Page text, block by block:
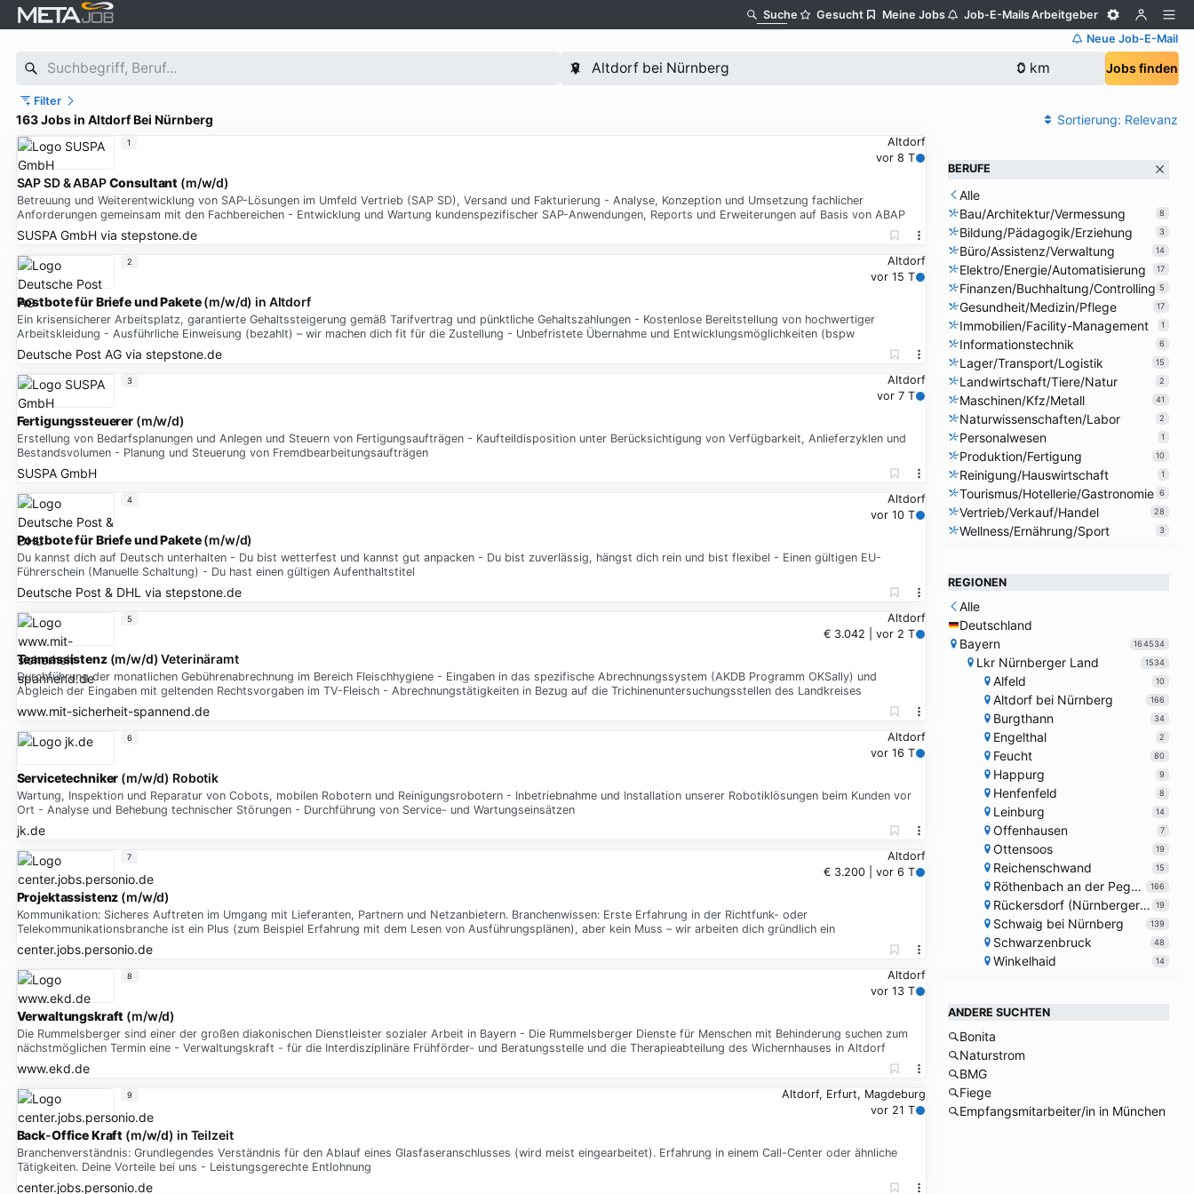
Suche Gesucht Meine Jobs Job-E-MailsArbeitgeber
Neue Job-E-Mail
Jobs finden
Filter
163 Jobs in Altdorf Bei Nürnberg Sortierung: Relevanz
Altdorf
vor 8 T
SAP SD & ABAPConsultant (m/w/d)
Betreuung und Weiterentwicklung von SAP-Lösungen im Umfeld Vertrieb (SAP SD), Versand und Fakturierung - Analyse, Konzeption und Umsetzung fachlicher
Anforderungen gemeinsam mit den Fachbereichen - Entwicklung und Wartung kundenspezifischer SAP-Anwendungen, Reports und Erweiterungen auf Basis von ABAP
SUSPA GmbHvia stepstone.de
1
Altdorf
vor 15 T
PostbotefürBriefeundPakete(m/w/d) in Altdorf
Ein krisensicherer Arbeitsplatz, garantierte Gehaltssteigerung gemäß Tarifvertrag und pünktliche Gehaltszahlungen - Kostenlose Bereitstellung von hochwertiger
Arbeitskleidung - Ausführliche Einweisung (bezahlt) – wir machen dich fit für die Zustellung - Unbefristete Übernahme und Entwicklungsmöglichkeiten (bspw
Deutsche Post AGvia stepstone.de
2
Altdorf
vor 7 T
Fertigungssteuerer(m/w/d)
Erstellung von Bedarfsplanungen und Anlegen und Steuern von Fertigungsaufträgen - Kaufteildisposition unter Berücksichtigung von Verfügbarkeit, Anlieferzyklen und
Bestandsvolumen - Planung und Steuerung von Fremdbearbeitungsaufträgen
SUSPA GmbH
3
Altdorf
vor 10 T
PostbotefürBriefeundPakete(m/w/d)
Du kannst dich auf Deutsch unterhalten - Du bist wetterfest und kannst gut anpacken - Du bist zuverlässig, hängst dich rein und bist flexibel - Einen gültigen EU-
Führerschein (Manuelle Schaltung) - Du hast einen gültigen Aufenthaltstitel
Deutsche Post & DHL via stepstone.de
4
Altdorf
€ 3.042 | vor 2 T
Teamassistenz(m/w/d) Veterinäramt
Durchführung der monatlichen Gebührenabrechnung im Bereich Fleischhygiene - Eingaben in das spezifische Abrechnungssystem (AKDB Programm OKSally) und
Abgleich der Eingaben mit geltenden Rechtsvorgaben im TV-Fleisch - Abrechnungstätigkeiten in Bezug auf die Trichinenuntersuchungsstellen des Landkreises
www.mit-sicherheit-spannend.de
5
Altdorf
vor 16 T
Servicetechniker (m/w/d) Robotik
Wartung, Inspektion und Reparatur von Cobots, mobilen Robotern und Reinigungsrobotern - Inbetriebnahme und Installation unserer Robotiklösungen beim Kunden vor
Ort - Analyse und Behebung technischer Störungen - Durchführung von Service- und Wartungseinsätzen
jk.de
6
Altdorf
€ 3.200 | vor 6 T
Projektassistenz (m/w/d)
Kommunikation: Sicheres Auftreten im Umgang mit Lieferanten, Partnern und Netzanbietern. Branchenwissen: Erste Erfahrung in der Richtfunk- oder
Telekommunikationsbranche ist ein Plus (zum Beispiel Erfahrung mit dem Lesen von Ausführungsplänen), aber kein Muss – wir arbeiten dich gründlich ein
center.jobs.personio.de
7
Altdorf
vor 13 T
Verwaltungskraft (m/w/d)
Die Rummelsberger sind einer der großen diakonischen Dienstleister sozialer Arbeit in Bayern - Die Rummelsberger Dienste für Menschen mit Behinderung suchen zum
nächstmöglichen Termin eine - Verwaltungskraft - für die Interdisziplinäre Frühförder- und Beratungsstelle und die Therapieabteilung des Wichernhauses in Altdorf
www.ekd.de
8
Altdorf, Erfurt, Magdeburg
vor 21 T
Back-OfficeKraft (m/w/d) in Teilzeit
Branchenverständnis: Grundlegendes Verständnis für den Ablauf eines Glasfaseranschlusses (wird meist eingearbeitet). Erfahrung in einem Call-Center oder ähnliche
Tätigkeiten. Deine Vorteile bei uns - Leistungsgerechte Entlohnung
center.jobs.personio.de
9
BERUFE
Alle
Bau/Architektur/Vermessung
8
Bildung/Pädagogik/Erziehung 3
Büro/Assistenz/Verwaltung 14
Elektro/Energie/Automatisierung 17
Finanzen/Buchhaltung/Controlling 5
Gesundheit/Medizin/Pflege 17
Immobilien/Facility-Management 1
Informationstechnik 6
Lager/Transport/Logistik 15
Landwirtschaft/Tiere/Natur 2
Maschinen/Kfz/Metall 41
Naturwissenschaften/Labor 2
Personalwesen 1
Produktion/Fertigung 10
Reinigung/Hauswirtschaft 1
Tourismus/Hotellerie/Gastronomie 6
Vertrieb/Verkauf/Handel 28
Wellness/Ernährung/Sport 3
REGIONEN
Alle
Deutschland
Bayern
164534
Lkr Nürnberger Land 1534
Alfeld 10
Altdorf bei Nürnberg 166
Burgthann 34
Engelthal 2
Feucht 80
Happurg 9
Henfenfeld 8
Leinburg 14
Offenhausen 7
Ottensoos 19
Reichenschwand 15
Röthenbach an der Pegnitz 166
Rückersdorf (Nürnberger Land) 19
Schwaig bei Nürnberg 139
Schwarzenbruck 48
Winkelhaid 14
ANDERE SUCHTEN
Bonita
Naturstrom
BMG
Fiege
Empfangsmitarbeiter/in in München